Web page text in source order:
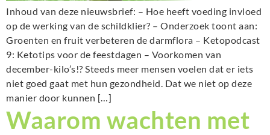
Inhoud van deze nieuwsbrief: – Hoe heeft voeding invloed
op de werking van de schildklier? – Onderzoek toont aan:
Groenten en fruit verbeteren de darmflora – Ketopodcast
9: Ketotips voor de feestdagen – Voorkomen van
december-kilo’s!? Steeds meer mensen voelen dat er iets
niet goed gaat met hun gezondheid. Dat we niet op deze
manier door kunnen […]
Waarom wachten met